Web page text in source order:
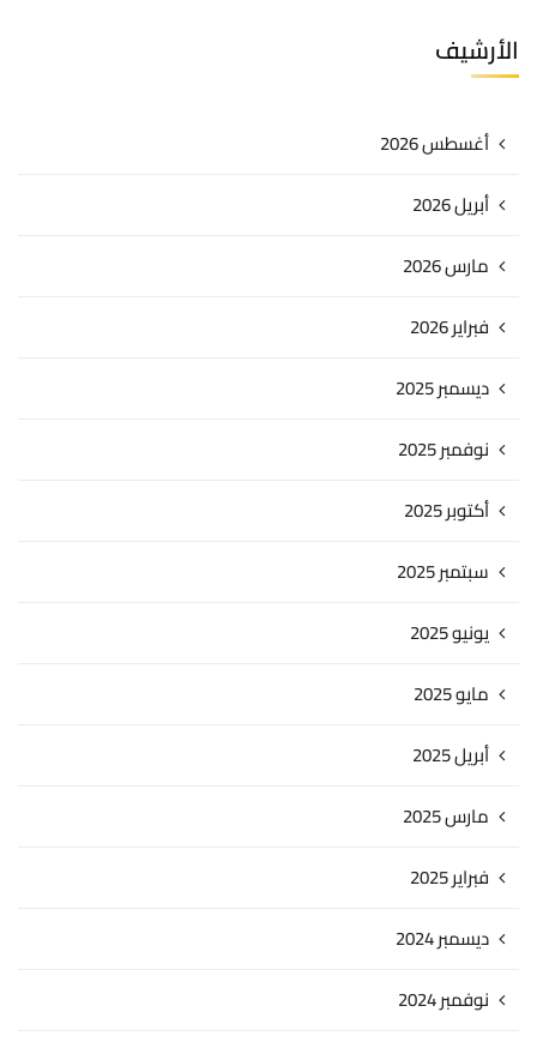
الأرشيف
أغسطس 2026
أبريل 2026
مارس 2026
فبراير 2026
ديسمبر 2025
نوفمبر 2025
أكتوبر 2025
سبتمبر 2025
يونيو 2025
مايو 2025
أبريل 2025
مارس 2025
فبراير 2025
ديسمبر 2024
نوفمبر 2024